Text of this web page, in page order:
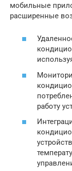
мобильные
расширенные
работу